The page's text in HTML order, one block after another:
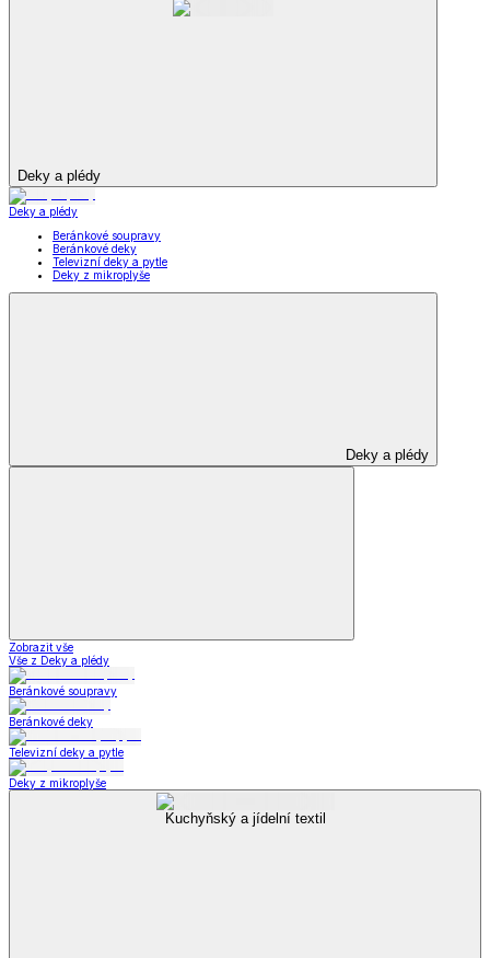
Deky a plédy
Deky a plédy
Beránkové soupravy
Beránkové deky
Televizní deky a pytle
Deky z mikroplyše
Deky a plédy
Zobrazit vše
Vše z Deky a plédy
Beránkové soupravy
Beránkové deky
Televizní deky a pytle
Deky z mikroplyše
Kuchyňský a jídelní textil